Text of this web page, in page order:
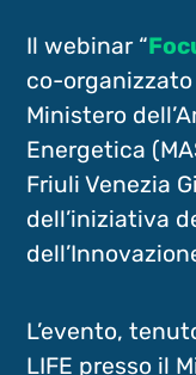
Il webinar “
co-organizzato
Ministero
Energetica
Friuli Venezia
dell’iniziativa
L’evento,
LIFE presso il